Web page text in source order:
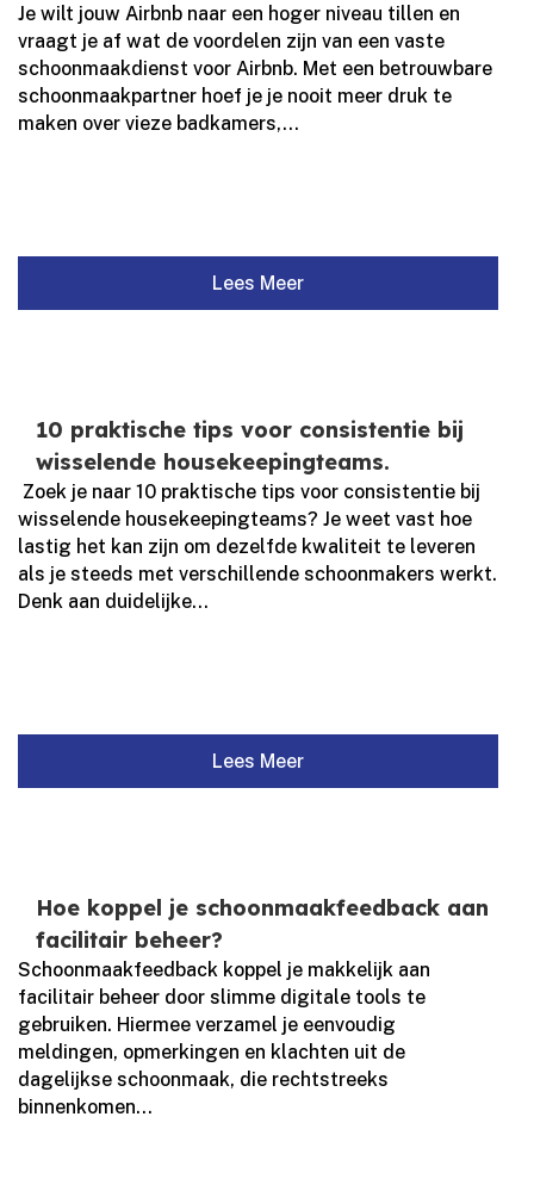
Je wilt jouw Airbnb naar een hoger niveau tillen en
vraagt je af wat de voordelen zijn van een vaste
schoonmaakdienst voor Airbnb.​ Met een betrouwbare
schoonmaakpartner hoef je je nooit meer druk te
maken over vieze badkamers,...
Lees Meer
10 praktische tips voor consistentie bij
wisselende housekeepingteams.
​ Zoek je naar 10 praktische tips voor consistentie bij
wisselende housekeepingteams? Je weet vast hoe
lastig het kan zijn om dezelfde kwaliteit te leveren
als je steeds met verschillende schoonmakers werkt.​
Denk aan duidelijke...
Lees Meer
Hoe koppel je schoonmaakfeedback aan
facilitair beheer?
Schoonmaakfeedback koppel je makkelijk aan
facilitair beheer door slimme digitale tools te
gebruiken.​ Hiermee verzamel je eenvoudig
meldingen, opmerkingen en klachten uit de
dagelijkse schoonmaak, die rechtstreeks
binnenkomen...